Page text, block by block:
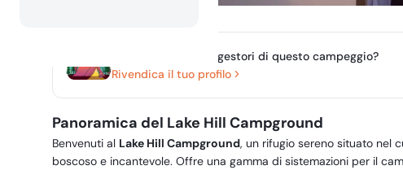
Sei il proprietario o gestori di questo campeggio?
Rivendica il tuo profilo
Panoramica del Lake Hill Campground
Benvenuti al Lake Hill Campground, un rifugio sereno situato nel
boscoso e incantevole. Offre una gamma di sistemazioni per il